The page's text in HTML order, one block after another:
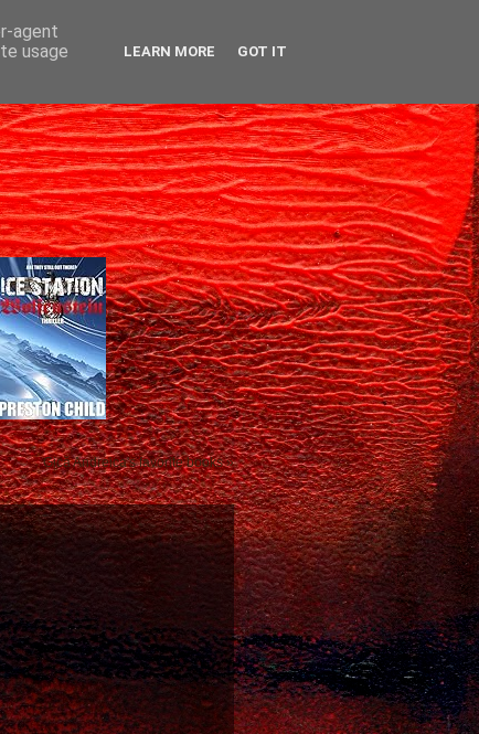
Gică Andreica's favorite books »
agent
usage
LEARN MORE GOT IT